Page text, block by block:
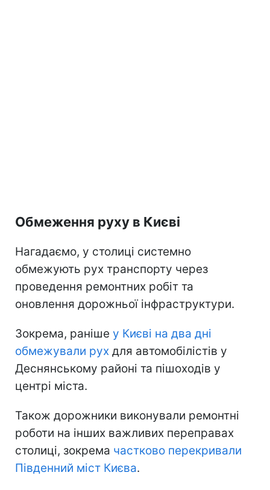
Обмеження руху в Києві
Нагадаємо, у столиці системно
обмежують рух транспорту через
проведення ремонтних робіт та
оновлення дорожньої інфраструктури.
Зокрема, раніше у Києві на два дні
обмежували рух для автомобілістів у
Деснянському районі та пішоходів у
центрі міста.
Також дорожники виконували ремонтні
роботи на інших важливих переправах
столиці, зокрема частково перекривали
Південний міст Києва.